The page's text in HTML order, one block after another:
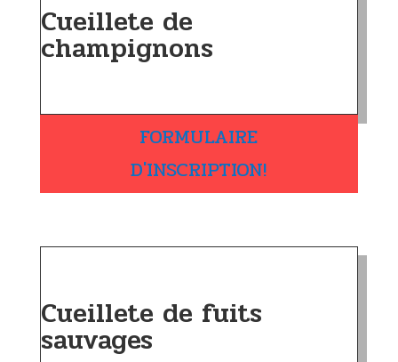
Cueillete de
champignons
FORMULAIRE
D'INSCRIPTION!
Cueillete de fuits
sauvages